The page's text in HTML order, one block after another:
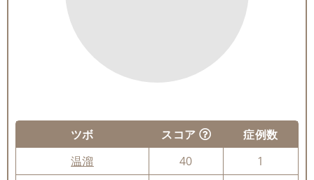
ツボ スコア
症例数
温溜
40
1